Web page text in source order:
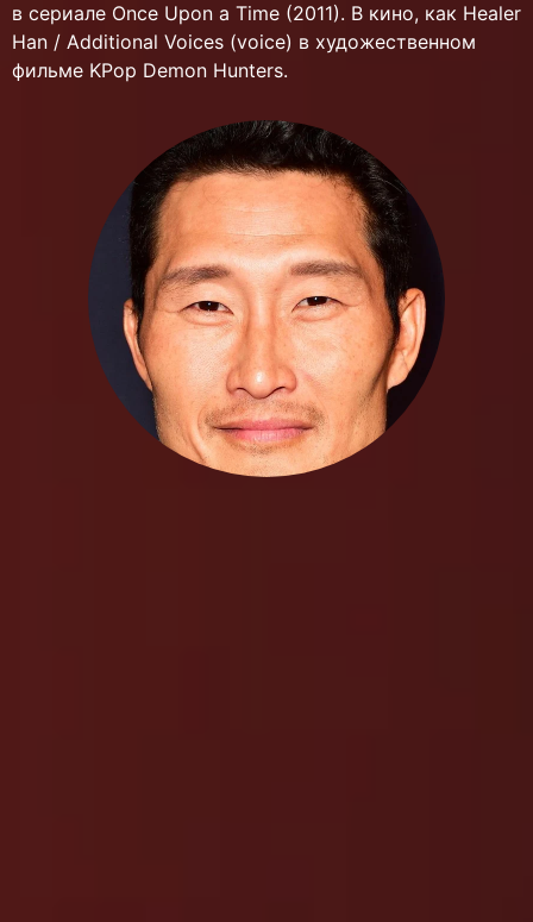
в сериале Once Upon a Time (2011). В кино, как Healer
Han / Additional Voices (voice) в художественном
фильме KPop Demon Hunters.